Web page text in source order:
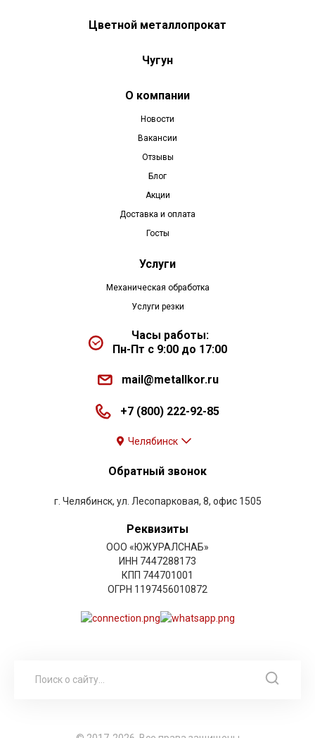
Цветной металлопрокат
Чугун
О компании
Новости
Вакансии
Отзывы
Блог
Акции
Доставка и оплата
Госты
Услуги
Механическая обработка
Услуги резки
Часы работы:
Пн-Пт с 9:00 до 17:00
mail@metallkor.ru
+7 (800) 222-92-85
Челябинск
Обратный звонок
г. Челябинск, ул. Лесопарковая, 8, офис 1505
Реквизиты
ООО «ЮЖУРАЛСНАБ»
ИНН 7447288173
КПП 744701001
ОГРН 1197456010872